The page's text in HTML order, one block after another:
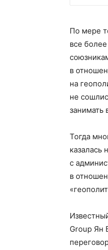
По мере
все
в
на
не
занимать
Тогда
казалась
с
в
Group Ян